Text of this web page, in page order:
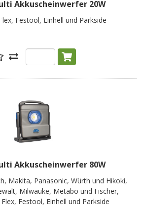
Akkuscheinwerfer 20W
Festool, Einhell und Parkside
Akkuscheinwerfer 80W
Makita, Panasonic, Würth und Hikoki,
Milwauke, Metabo und Fischer,
Festool, Einhell und Parkside